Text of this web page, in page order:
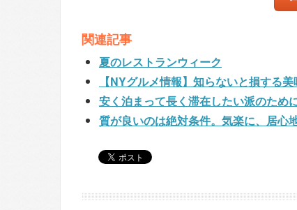
関連記事
夏のレストランウィーク
【NYグルメ情報】知らないと損する
安く泊まって長く滞在したい派のため
質が良いのは絶対条件。気楽に、居心